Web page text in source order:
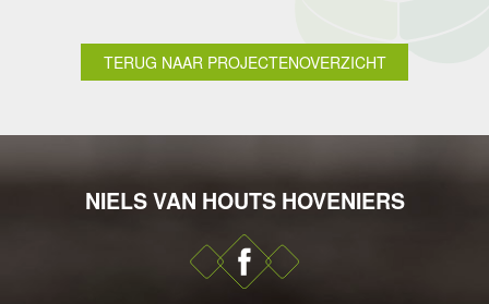
TERUG NAAR PROJECTENOVERZICHT
NIELS VAN HOUTS HOVENIERS